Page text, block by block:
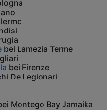
bei Lamezia Terme
bei Firenze
De Legionari
Montego Bay Jamaika